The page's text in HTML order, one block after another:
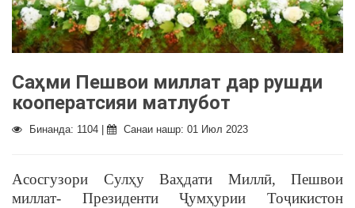
Саҳми Пешвои миллат дар рушди
кооператсияи матлубот
Бинанда: 1104 | Санаи нашр: 01 Июл 2023
Асосгузори Сулҳу Ваҳдати Миллӣ, Пешвои
миллат- Президенти Ҷумҳурии Тоҷикистон